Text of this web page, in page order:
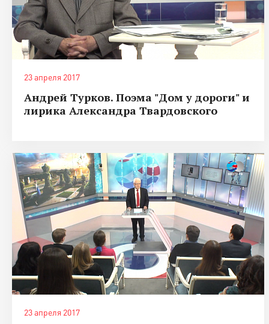
23 апреля 2017
Андрей Турков. Поэма "Дом у дороги" и
лирика Александра Твардовского
23 апреля 2017